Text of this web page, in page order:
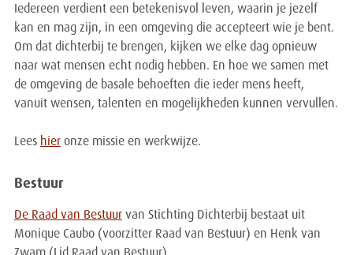
Iedereen verdient een betekenisvol leven, waarin je jezelf
kan en mag zijn, in een omgeving die accepteert wie je bent.
Om dat dichterbij te brengen, kijken we elke dag opnieuw
naar wat mensen echt nodig hebben. En hoe we samen met
de omgeving de basale behoeften die ieder mens heeft,
vanuit wensen, talenten en mogelijkheden kunnen vervullen.
Lees hier onze missie en werkwijze.
Bestuur
De Raad van Bestuur van Stichting Dichterbij bestaat uit
Monique Caubo (voorzitter Raad van Bestuur) en Henk van